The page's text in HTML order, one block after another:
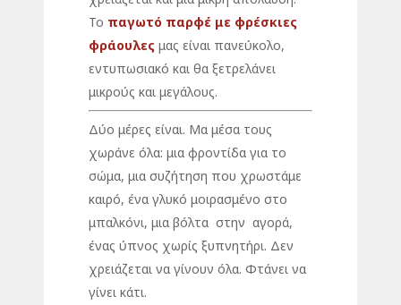
Το παγωτό παρφέ με φρέσκιες
φράουλες μας είναι πανεύκολο,
εντυπωσιακό και θα ξετρελάνει
μικρούς και μεγάλους.
Δύο μέρες είναι. Μα μέσα τους
χωράνε όλα: μια φροντίδα για το
σώμα, μια συζήτηση που χρωστάμε
καιρό, ένα γλυκό μοιρασμένο στο
μπαλκόνι, μια βόλτα στην αγορά,
ένας ύπνος χωρίς ξυπνητήρι. Δεν
χρειάζεται να γίνουν όλα. Φτάνει να
γίνει κάτι.